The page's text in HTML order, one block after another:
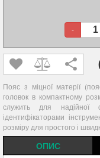
-
Пояс з міцної матерії
головок в компактному
служить для надійної
ідентифікаторами
розміру для простого і
ОПИС